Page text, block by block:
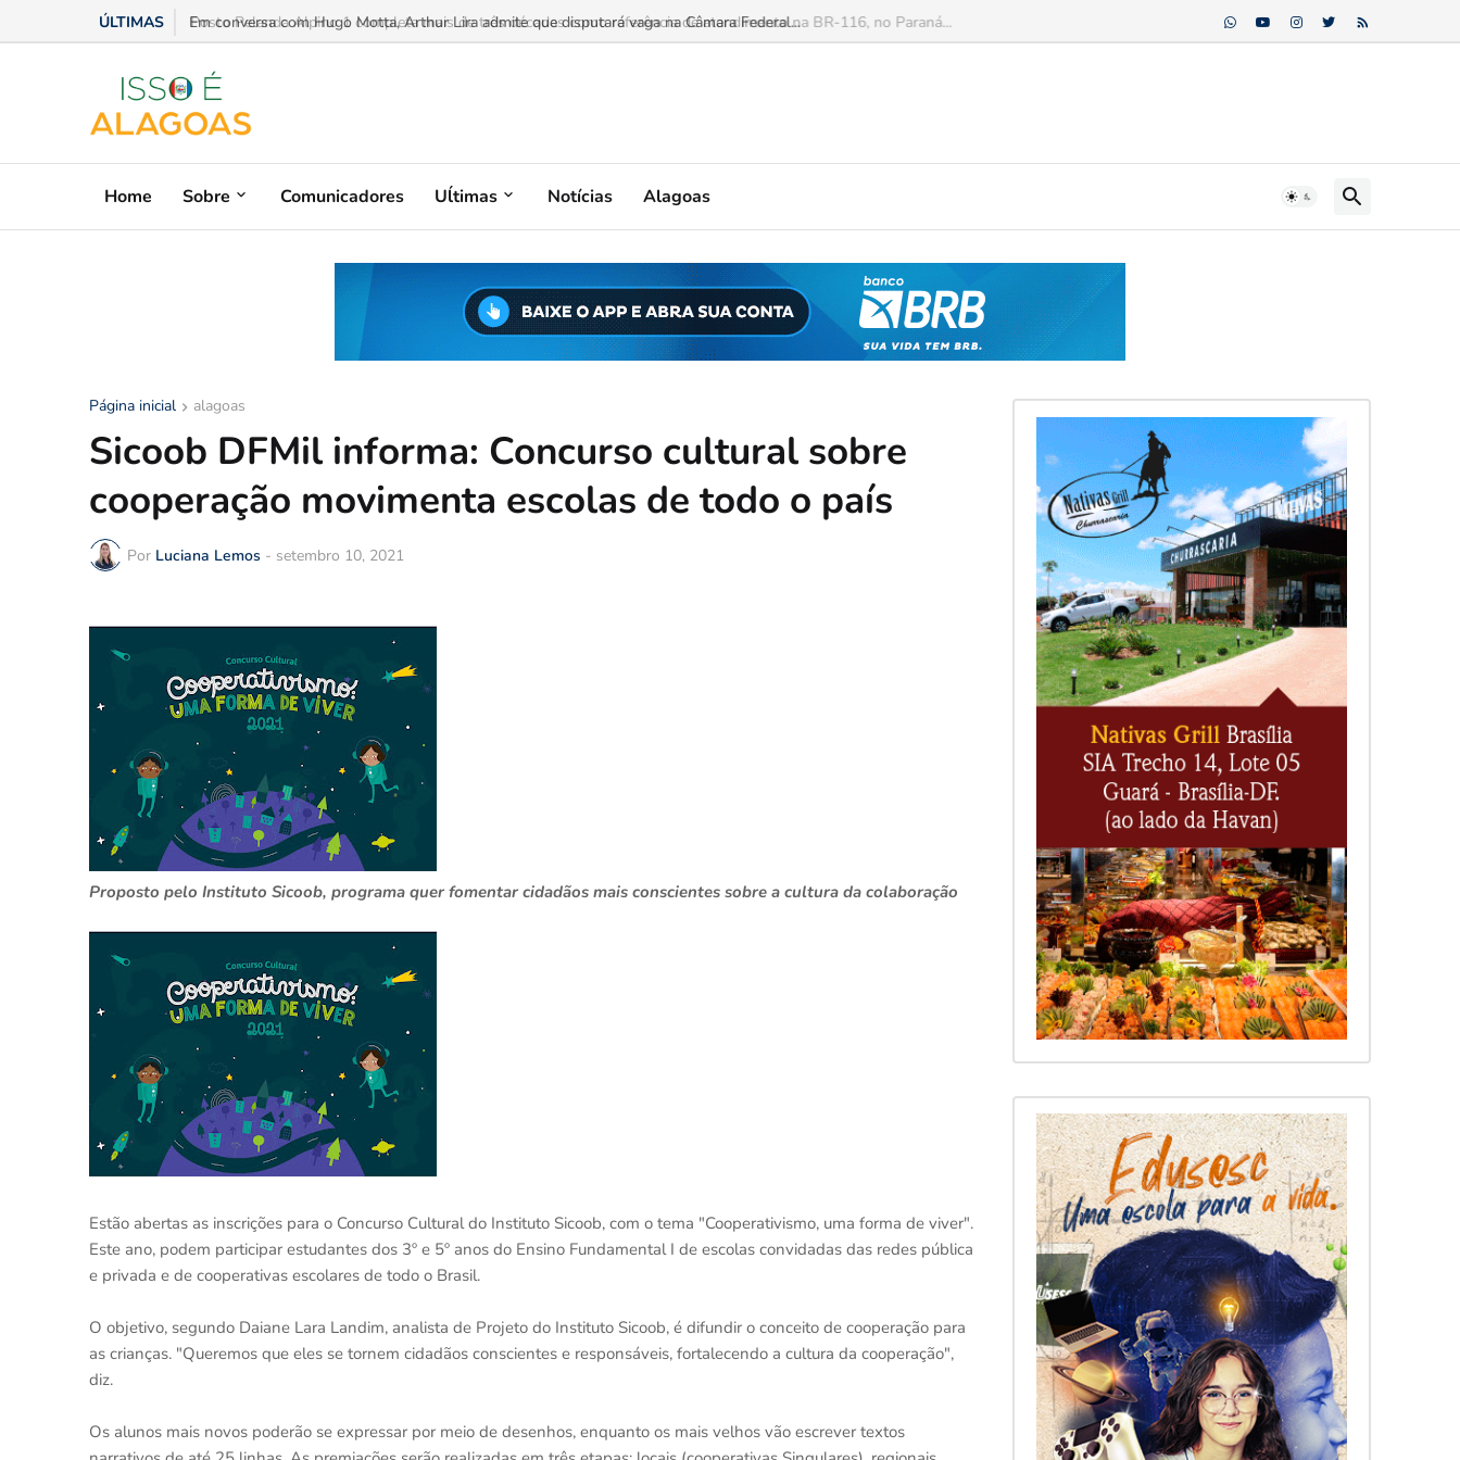
ÚLTIMAS Em conversa com Hugo Motta, Arthur Lira admite que disputará vaga na Câmara Federal...
Home Sobre Comunicadores Uĺtimas Notícias Alagoas
Página inicial alagoas
Sicoob DFMil informa: Concurso cultural sobre
cooperação movimenta escolas de todo o país
Por Luciana Lemos - setembro 10, 2021
Proposto pelo Instituto Sicoob, programa quer fomentar cidadãos mais conscientes sobre a cultura da colaboração
Estão abertas as inscrições para o Concurso Cultural do Instituto Sicoob, com o tema "Cooperativismo, uma forma de viver".
Este ano, podem participar estudantes dos 3º e 5º anos do Ensino Fundamental I de escolas convidadas das redes pública
e privada e de cooperativas escolares de todo o Brasil.
O objetivo, segundo Daiane Lara Landim, analista de Projeto do Instituto Sicoob, é difundir o conceito de cooperação para
as crianças. "Queremos que eles se tornem cidadãos conscientes e responsáveis, fortalecendo a cultura da cooperação",
diz.
Os alunos mais novos poderão se expressar por meio de desenhos, enquanto os mais velhos vão escrever textos